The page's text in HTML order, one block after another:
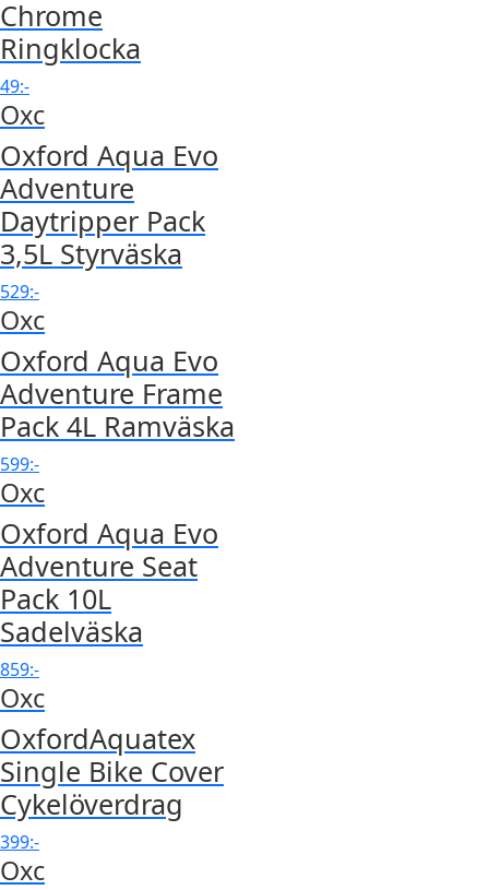
Chrome
Ringklocka
49:-
Oxc
Oxford Aqua Evo
Adventure
Daytripper Pack
3,5L Styrväska
529:-
Oxc
Oxford Aqua Evo
Adventure Frame
Pack 4L Ramväska
599:-
Oxc
Oxford Aqua Evo
Adventure Seat
Pack 10L
Sadelväska
859:-
Oxc
OxfordAquatex
Single Bike Cover
Cykelöverdrag
399:-
Oxc